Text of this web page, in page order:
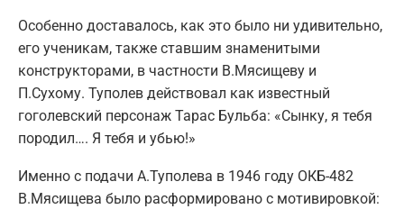
Особенно доставалось, как это было ни удивительно,
его ученикам, также ставшим знаменитыми
конструкторами, в частности В.Мясищеву и
П.Сухому. Туполев действовал как известный
гоголевский персонаж Тарас Бульба: «Сынку, я тебя
породил…. Я тебя и убью!»
Именно с подачи А.Туполева в 1946 году ОКБ-482
В.Мясищева было расформировано с мотивировкой: